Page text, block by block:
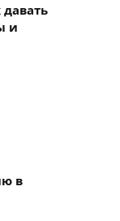
и
в